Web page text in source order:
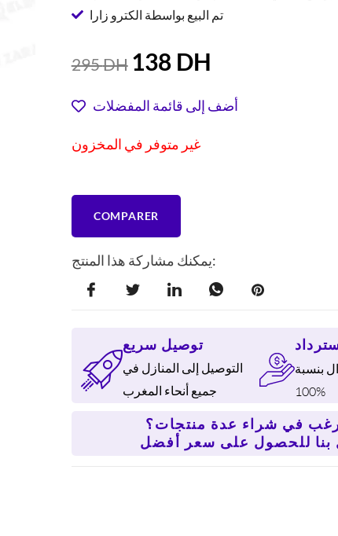
تم البيع بواسطة الكترو زارا
295DH
السعر
الأصلي
هو:
138 DH
هو:
أضف إلى قائمة المفضلات
غير متوفر في المخزون
COMPARER
يمكنك مشاركة هذا المنتج:
توصيل سريع
التوصيل إلى المنازل في
جميع أنحاء المغرب
بنسبة
100%
في شراء عدة منتجات؟